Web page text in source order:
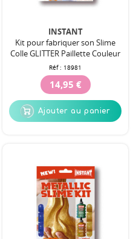
INSTANT
Kit pour fabriquer son Slime
Colle GLITTER Paillette Couleur
Réf : 18981
14,95 €
Ajouter au panier